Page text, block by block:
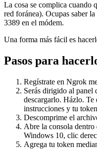
La cosa se complica cuando
red foránea). Ocupas saber
3389 en el módem.
Una forma más fácil es
Pasos para
Regístrate en Ngrok
Serás dirigido al panel
descargarlo. Házlo. Te
instrucciones y tu
Descomprime el
Abre la consola dentro
Windows 10, clic
Agrega tu token